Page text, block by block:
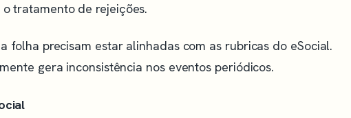
tratamento de rejeições.
folha precisam estar alinhadas com as rubricas do eSocial.
gera inconsistência nos eventos periódicos.